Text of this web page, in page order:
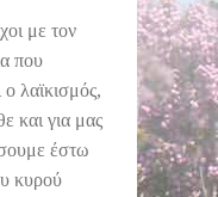
με τον
που
ο λαϊκισμός,
και για μας
έστω
κυρού